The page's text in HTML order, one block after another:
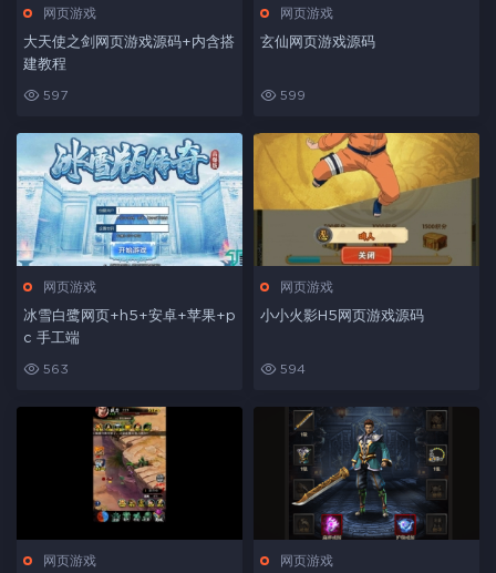
网页游戏
大天使之剑网页游戏源码+内含搭
建教程
597
网页游戏
玄仙网页游戏源码
599
网页游戏
冰雪白鹭网页+h5+安卓+苹果+p
c 手工端
563
网页游戏
小小火影H5网页游戏源码
594
网页游戏 网页游戏